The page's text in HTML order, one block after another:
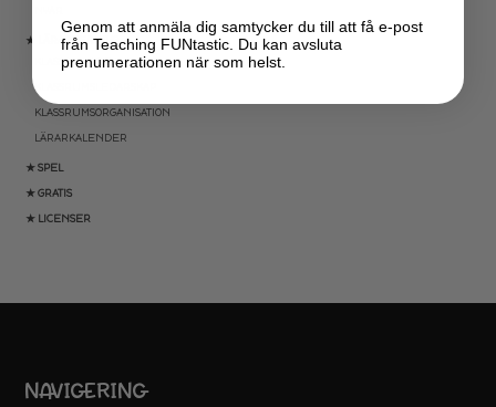
★ LÄRARVERKTYG
KLASSRUMSDEKORATION
KLASSRUMSLEDARSKAP
KLASSRUMSORGANISATION
LÄRARKALENDER
★ SPEL
★ GRATIS
★ LICENSER
NAVIGERING
Genom att anmäla dig samtycker du till att få e-post
från Teaching FUNtastic. Du kan avsluta
prenumerationen när som helst.